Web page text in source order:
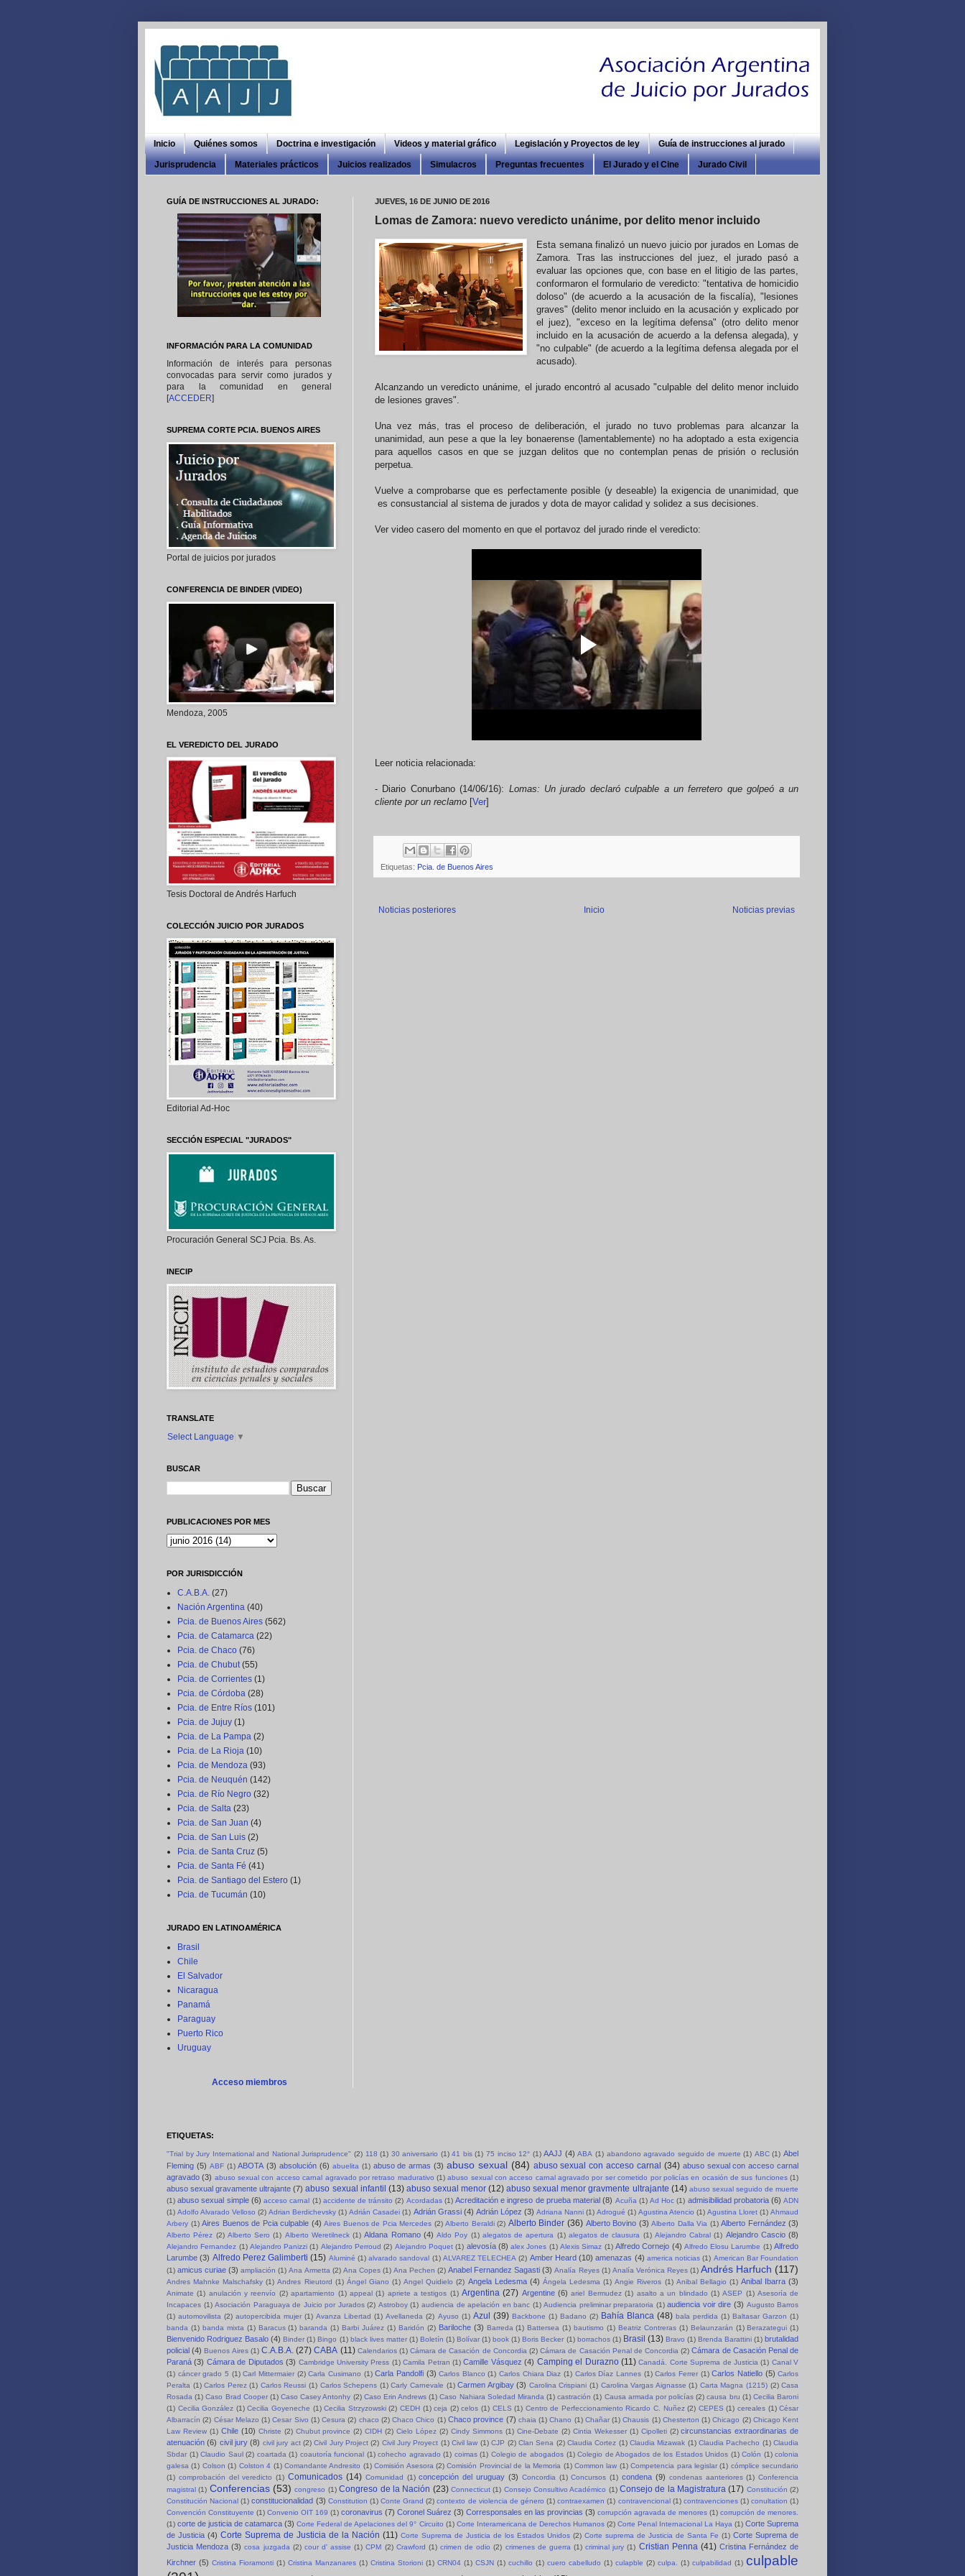
Inicio Quiénes somos Doctrina e investigación Videos y material gráfico Legislación y Proyectos de ley Guía de instrucciones al jurado
Jurisprudencia Materiales prácticos Juicios realizados Simulacros Preguntas frecuentes El Jurado y el Cine Jurado Civil
JUEVES, 16 DE JUNIO DE 2016
Lomas de Zamora: nuevo veredicto unánime, por delito menor incluido
Esta semana finalizó un nuevo juicio por jurados en Lomas de
Zamora. Tras las instrucciones del juez, el jurado pasó a
evaluar las opciones que, con base en el litigio de las partes,
conformaron el formulario de veredicto: "tentativa de homicidio
doloso" (de acuerdo a la acusación de la fiscalía), "lesiones
graves" (delito menor incluido en la acusación y explicado por
el juez), "exceso en la legítima defensa" (otro delito menor
incluido en la acusación de acuerdo a la defensa alegada), y
"no culpable" (de acuerdo a la legítima defensa alegada por el
acusado).
Alcanzando un veredicto unánime, el jurado encontró al acusado "culpable del delito menor incluido
de lesiones graves".
Una vez más, tras el proceso de deliberación, el jurado no tuvo problemas para alcanzar la
unanimidad, aun pese a que la ley bonaerense (lamentablemente) no ha adoptado a esta exigencia
para aquellos casos en que se juzgan delitos que no contemplan penas de prisión o reclusión
perpetua.
Vuelve a comprobarse que es perfectamente posible (y deseable) la exigencia de unanimidad, que
es consustancial al sistema de jurados y dota de mayor calidad y solidez a sus decisiones.
Ver video casero del momento en que el portavoz del jurado rinde el veredicto:
Leer noticia relacionada:
- Diario Conurbano (14/06/16): Lomas: Un jurado declaró culpable a un ferretero que golpeó a un
cliente por un reclamo [Ver]
Etiquetas: Pcia. de Buenos Aires
Noticias posteriores Noticias previas
Inicio
GUÍA DE INSTRUCCIONES AL JURADO:
INFORMACIÓN PARA LA COMUNIDAD
Información de interés para personas
convocadas para servir como jurados y
para la comunidad en general
[ACCEDER]
SUPREMA CORTE PCIA. BUENOS AIRES
Portal de juicios por jurados
CONFERENCIA DE BINDER (VIDEO)
Mendoza, 2005
EL VEREDICTO DEL JURADO
Tesis Doctoral de Andrés Harfuch
COLECCIÓN JUICIO POR JURADOS
Editorial Ad-Hoc
SECCIÓN ESPECIAL "JURADOS"
Procuración General SCJ Pcia. Bs. As.
INECIP
TRANSLATE
Select Language ▼
BUSCAR
PUBLICACIONES POR MES
POR JURISDICCIÓN
C.A.B.A. (27)
Nación Argentina (40)
Pcia. de Buenos Aires (562)
Pcia. de Catamarca (22)
Pcia. de Chaco (76)
Pcia. de Chubut (55)
Pcia. de Corrientes (1)
Pcia. de Córdoba (28)
Pcia. de Entre Ríos (101)
Pcia. de Jujuy (1)
Pcia. de La Pampa (2)
Pcia. de La Rioja (10)
Pcia. de Mendoza (93)
Pcia. de Neuquén (142)
Pcia. de Río Negro (32)
Pcia. de Salta (23)
Pcia. de San Juan (4)
Pcia. de San Luis (2)
Pcia. de Santa Cruz (5)
Pcia. de Santa Fé (41)
Pcia. de Santiago del Estero (1)
Pcia. de Tucumán (10)
JURADO EN LATINOAMÉRICA
Brasil
Chile
El Salvador
Nicaragua
Panamá
Paraguay
Puerto Rico
Uruguay
Acceso miembros
ETIQUETAS:
"Trial by Jury International and National Jurisprudence" (2) 118 (1) 30 aniversario (1) 41 bis (1) 75 inciso 12° (1) AAJJ (4) ABA (1) abandono agravado seguido de muerte (1) ABC (1) Abel
Fleming (5) ABF (1) ABOTA (3) absolución (6) abuelita (1) abuso de armas (3) abuso sexual (84) abuso sexual con acceso carnal (34) abuso sexual con acceso carnal
agravado (3) abuso sexual con acceso carnal agravado por retraso madurativo (1) abuso sexual con acceso carnal agravado por ser cometido por policías en ocasión de sus funciones (1)
abuso sexual gravamente ultrajante (7) abuso sexual infantil (13) abuso sexual menor (12) abuso sexual menor gravmente ultrajante (14) abuso sexual seguido de muerte
(1) abuso sexual simple (6) acceso carnal (1) accidente de tránsito (2) Acordadas (1) Acreditación e ingreso de prueba material (8) Acuña (1) Ad Hoc (1) admisibilidad probatoria (6) ADN
(1) Adolfo Alvarado Velloso (2) Adrian Berdichevsky (1) Adrián Casadei (1) Adrián Grassi (4) Adrián López (3) Adriana Nanni (1) Adrogué (1) Agustina Atencio (1) Agustina Lloret (1) Ahmaud
Arbery (1) Aires Buenos de Pcia culpable (4) Aires Buenos de Pcia Mercedes (2) Alberto Beraldi (2) Alberto Binder (36) Alberto Bovino (3) Alberto Dalla Via (1) Alberto Fernández (3)
Alberto Pérez (2) Alberto Sero (1) Alberto Weretilneck (1) Aldana Romano (4) Aldo Poy (1) alegatos de apertura (1) alegatos de clausura (1) Alejandro Cabral (1) Alejandro Cascio (8)
Alejandro Fernandez (1) Alejandro Panizzi (1) Alejandro Perroud (2) Alejandro Poquet (1) alevosía (8) alex Jones (1) Alexis Simaz (1) Alfredo Cornejo (4) Alfredo Elosu Larumbe (1) Alfredo
Larumbe (3) Alfredo Perez Galimberti (15) Aluminé (1) alvarado sandoval (1) ALVAREZ TELECHEA (2) Amber Heard (10) amenazas (4) america noticias (1) American Bar Foundation
(1) amicus curiae (3) ampliación (1) Ana Armetta (2) Ana Copes (1) Ana Pechen (2) Anabel Fernandez Sagasti (3) Analía Reyes (1) Analía Verónica Reyes (1) Andrés Harfuch (117)
Andres Mahnke Malschafsky (1) Andres Rieutord (1) Ángel Giano (1) Angel Quidielo (2) Angela Ledesma (4) Ángela Ledesma (1) Angie Riveros (1) Anibal Bellagio (1) Anibal Ibarra (3)
Animate (1) anulación y reenvío (2) apartamiento (1) appeal (1) apriete a testigos (1) Argentina (27) Argentine (6) ariel Bermudez (1) asalto a un blindado (1) ASEP (1) Asesoría de
Incapaces (1) Asociación Paraguaya de Juicio por Jurados (2) Astroboy (1) audiencia de apelación en banc (1) Audiencia preliminar preparatoria (1) audiencia voir dire (3) Augusto Barros
(1) automovilista (2) autopercibida mujer (1) Avanza Libertad (1) Avellaneda (2) Ayuso (1) Azul (39) Backbone (1) Badano (2) Bahía Blanca (48) bala perdida (1) Baltasar Garzon (1)
banda (1) banda mixta (1) Baracus (1) baranda (1) Barbi Juárez (1) Baridón (2) Bariloche (3) Barreda (1) Battersea (1) bautismo (1) Beatriz Contreras (1) Belaunzarán (1) Berazategui (1)
Bienvenido Rodriguez Basalo (4) Binder (1) Bingo (1) black lives matter (1) Boletín (1) Bolívar (1) book (1) Boris Becker (1) borrachos (1) Brasil (13) Bravo (1) Brenda Barattini (1) brutalidad
policial (4) Buenos Aires (1) C.A.B.A. (27) CABA (11) Calendarios (1) Cámara de Casación de Concordia (2) Cámara de Casación Penal de Concordia (2) Cámara de Casación Penal de
Paraná (3) Cámara de Diputados (3) Cambridge University Press (1) Camila Petran (1) Camille Vásquez (4) Camping el Durazno (11) Canadá. Corte Suprema de Justicia (1) Canal V
(1) cáncer grado 5 (1) Carl Mittermaier (2) Carla Cusimano (1) Carla Pandolfi (3) Carlos Blanco (1) Carlos Chiara Diaz (1) Carlos Díaz Lannes (1) Carlos Ferrer (1) Carlos Natiello (5) Carlos
Peralta (1) Carlos Perez (1) Carlos Reussi (1) Carlos Schepens (1) Carly Carnevale (1) Carmen Argibay (3) Carolina Crispiani (1) Carolina Vargas Aignasse (1) Carta Magna (1215) (2) Casa
Rosada (1) Caso Brad Cooper (1) Caso Casey Antonhy (2) Caso Erin Andrews (1) Caso Nahiara Soledad Miranda (1) castración (1) Causa armada por policías (2) causa bru (1) Cecilia Baroni
(1) Cecilia González (1) Cecilia Goyeneche (1) Cecilia Strzyzowski (2) CEDH (1) ceja (2) celos (1) CELS (1) Centro de Perfeccionamiento Ricardo C. Nuñez (2) CEPES (1) cereales (1) César
Albarracín (2) César Melazo (1) Cesar Sivo (1) Cesura (2) chaco (2) Chaco Chico (1) Chaco province (7) chaia (1) Chano (1) Chañar (1) Chausis (1) Chesterton (1) Chicago (2) Chicago Kent
Law Review (1) Chile (10) Christe (2) Chubut province (2) CIDH (2) Cielo López (2) Cindy Simmons (1) Cine-Debate (2) Cintia Wekesser (1) Cipolleti (2) circunstancias extraordinarias de
atenuación (6) civil jury (8) civil jury act (2) Civil Jury Project (2) Civil Jury Proyect (1) Civil law (1) CJP (2) Clan Sena (2) Claudia Cortez (1) Claudia Mizawak (1) Claudia Pachecho (1) Claudia
Sbdar (1) Claudio Saul (2) coartada (1) coautoría funcional (1) cohecho agravado (1) coimas (1) Colegio de abogados (1) Colegio de Abogados de los Estados Unidos (1) Colón (1) colonia
galesa (1) Colson (1) Colston 4 (1) Comandante Andresito (1) Comisión Asesora (2) Comisión Provincial de la Memoria (1) Common law (1) Competencia para legislar (1) cómplice secundario
(1) comprobación del veredicto (1) Comunicados (14) Comunidad (1) concepción del uruguay (3) Concordia (1) Concursos (1) condena (9) condenas aanteriores (1) Conferencia
magistral (1) Conferencias (53) congreso (1) Congreso de la Nación (23) Connecticut (1) Consejo Consultivo Académico (1) Consejo de la Magistratura (17) Constitución (2)
Constitución Nacional (1) constitucionalidad (3) Constitution (1) Conte Grand (2) contexto de violencia de género (1) contraexamen (1) contravencional (1) contravenciones (1) conultation (1)
Convención Constituyente (1) Convenio OIT 169 (1) coronavirus (7) Coronel Suárez (3) Corresponsales en las provincias (3) corrupción agravada de menores (1) corrupción de menores.
(1) corte de justicia de catamarca (3) Corte Federal de Apelaciones del 9° Circuito (1) Corte Interamericana de Derechos Humanos (2) Corte Penal Internacional La Haya (1) Corte Suprema
de Justicia (4) Corte Suprema de Justicia de la Nación (11) Corte Suprema de Justicia de los Estados Unidos (2) Corte suprema de Justicia de Santa Fe (1) Corte Suprema de
Justicia Mendoza (3) cosa juzgada (2) cour d' assise (1) CPM (2) Crawford (1) crimen de odio (2) crimenes de guerra (1) criminal jury (1) Cristian Penna (41) Cristina Fernández de
Kirchner (5) Cristina Fioramonti (1) Cristina Manzanares (1) Cristina Storioni (1) CRN04 (1) CSJN (1) cuchillo (1) cuero cabelludo (1) culapble (2) culpa. (1) culpabilidad (1) culpable